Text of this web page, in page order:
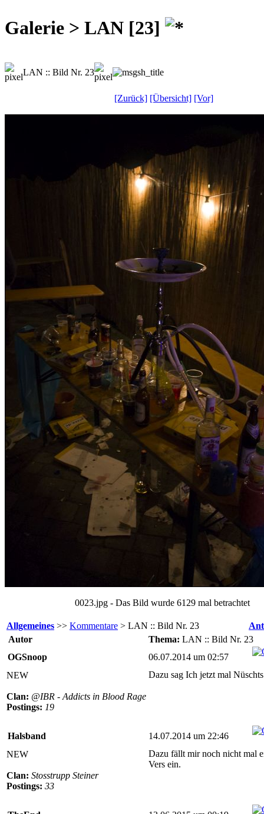
Galerie > LAN [23]
LAN :: Bild Nr. 23
[Zurück] [Übersicht] [Vor]
0023.jpg - Das Bild wurde 6129 mal betrachtet
Allgemeines >> Kommentare > LAN :: Bild Nr. 23
Autor
Thema: LAN :: Bild Nr. 23
OGSnoop
06.07.2014 um 02:57
NEW
Clan: @IBR - Addicts in Blood Rage
Postings: 19
Dazu sag Ich jetzt mal
Halsband
14.07.2014 um 22:46
NEW
Clan: Stosstrupp Steiner
Postings: 33
Dazu fällt mir noch nicht mal
Vers ein.